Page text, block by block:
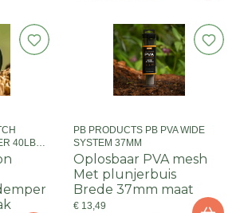
40LB
PB PRODUCTS PB PVA WIDE
SYSTEM 37MM
Oplosbaar PVA mesh
Met plunjerbuis
Brede 37mm maat
€ 13,49